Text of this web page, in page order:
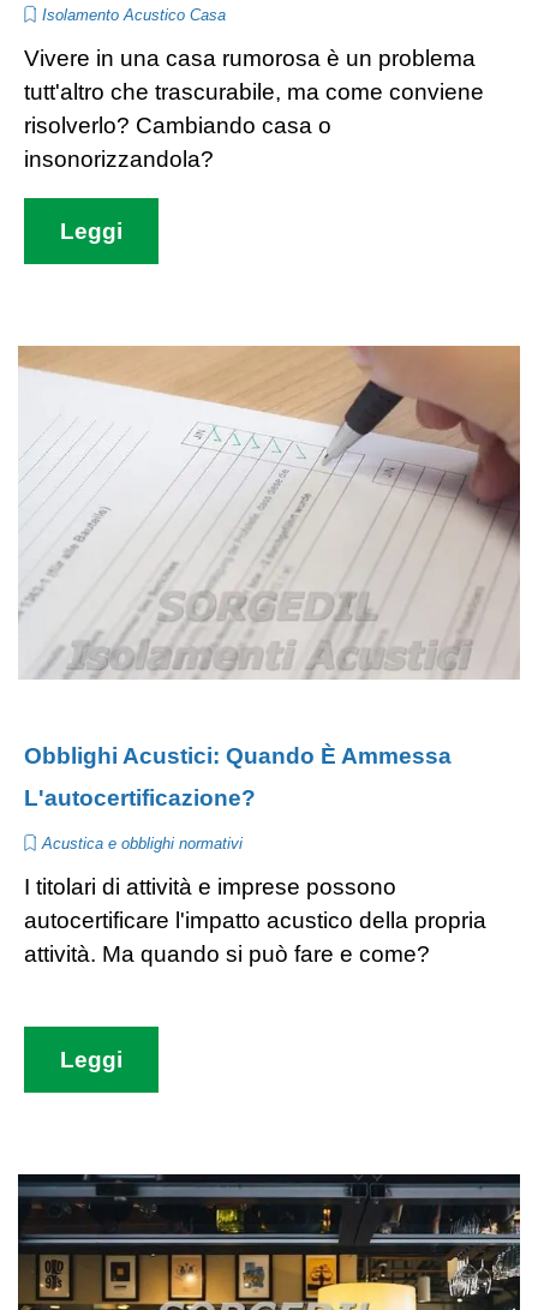
Isolamento Acustico Casa
Vivere in una casa rumorosa è un problema
tutt'altro che trascurabile, ma come conviene
risolverlo? Cambiando casa o
insonorizzandola?
Leggi
Obblighi Acustici: Quando È Ammessa
L'autocertificazione?
Acustica e obblighi normativi
I titolari di attività e imprese possono
autocertificare l'impatto acustico della propria
attività. Ma quando si può fare e come?
Leggi